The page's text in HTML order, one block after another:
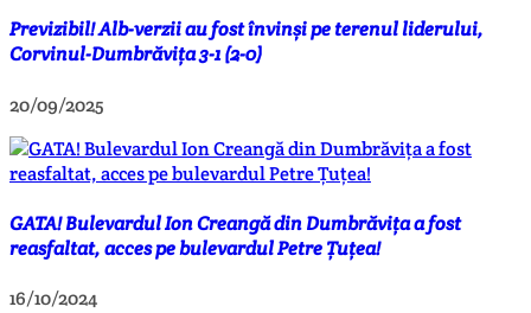
Previzibil! Alb-verzii au fost învinși pe terenul liderului,
Corvinul-Dumbrăvița 3-1 (2-0)
20/09/2025
GATA! Bulevardul Ion Creangă din Dumbrăvița a fost
reasfaltat, acces pe bulevardul Petre Țuțea!
16/10/2024